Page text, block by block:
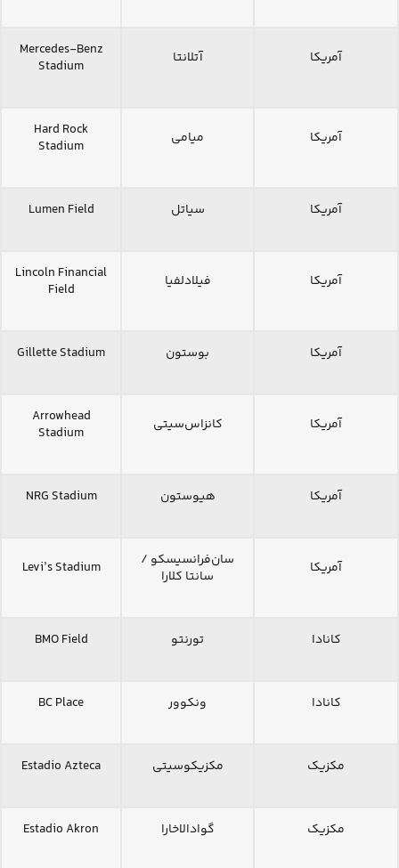
آمریکا آتلانتا
Mercedes-Benz
Stadium
آمریکا میامی
Hard Rock
Stadium
آمریکا سیاتل Lumen Field
آمریکا فیلادلفیا
Lincoln Financial
Field
آمریکا بوستون Gillette Stadium
آمریکا کانزاس‌سیتی
Arrowhead
Stadium
آمریکا هیوستون NRG Stadium
آمریکا
سان‌فرانسیسکو /
سانتا کلارا
Levi’s Stadium
کانادا تورنتو BMO Field
کانادا ونکوور BC Place
مکزیک مکزیکوسیتی Estadio Azteca
مکزیک گوادالاخارا Estadio Akron